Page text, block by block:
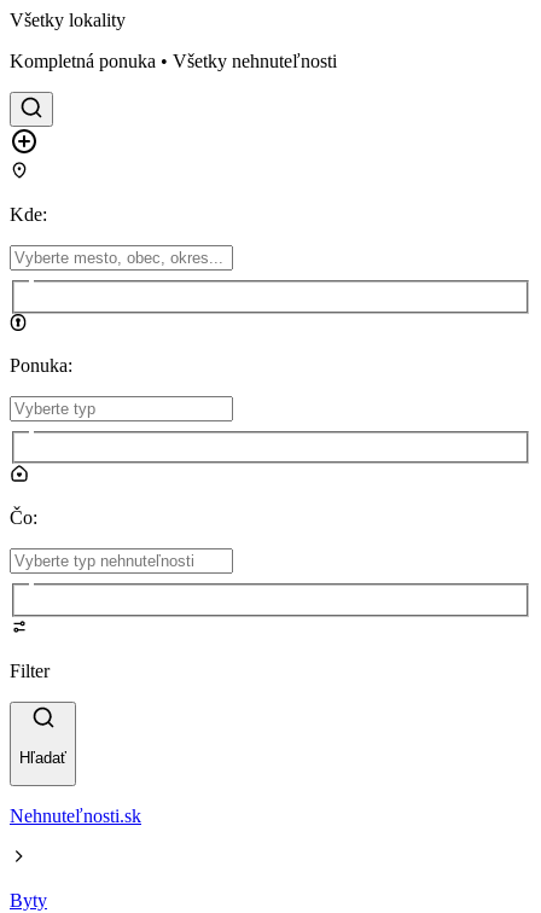
Všetky lokality
Kompletná ponuka • Všetky nehnuteľnosti
Kde:
Ponuka:
Čo:
Filter
Hľadať
Nehnuteľnosti.sk
Byty